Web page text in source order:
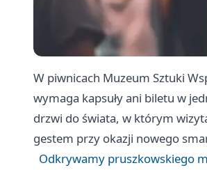
W piwnicach Muzeum Sztuki
wymaga kapsuły ani biletu w
drzwi do świata, w którym
gestem przy okazji nowego
Odkrywamy pruszkowskiego